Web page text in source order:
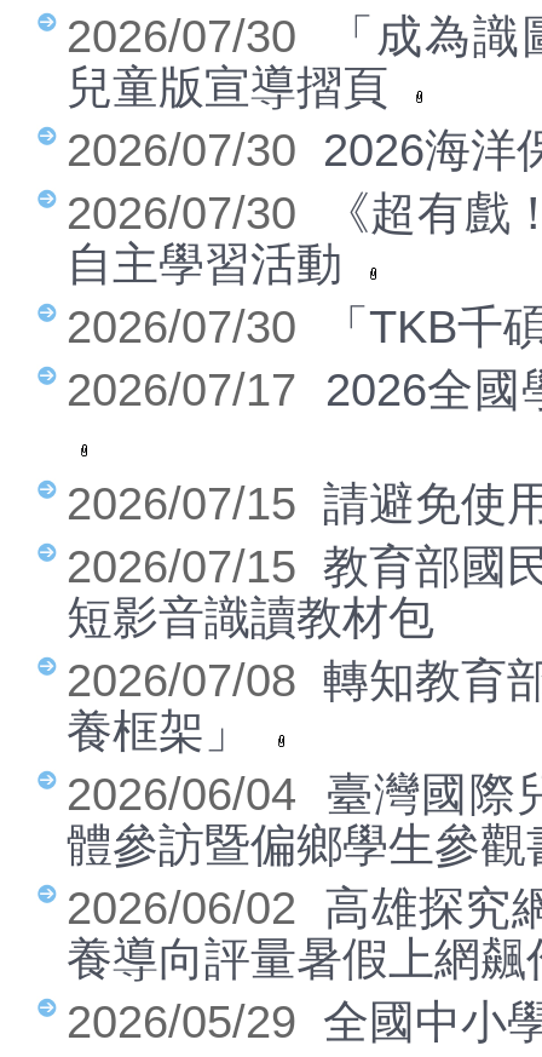
處室公告(幼兒園)
人事會計
研習比賽
公開授課
課程計畫
活動集錦
愛群志工團
學生專區
親師園地
網管專區
無線網路
OPEN ID服務
OpenId密碼變更
2026/07/30
「成為
兒童版宣導摺頁
2026/07/30 2026海洋
2026/07/30
《超有
自主學習活動
2026/07/30
「TKB千
2026/07/17 2026全國
2026/07/15 請避免使
2026/07/15 教育部國
短影音識讀教材包
2026/07/08 轉知教育
養框架」
2026/06/04 臺灣國際
體參訪暨偏鄉學生參
2026/06/02 高雄探究
養導向評量暑假上網
2026/05/29 全國中小